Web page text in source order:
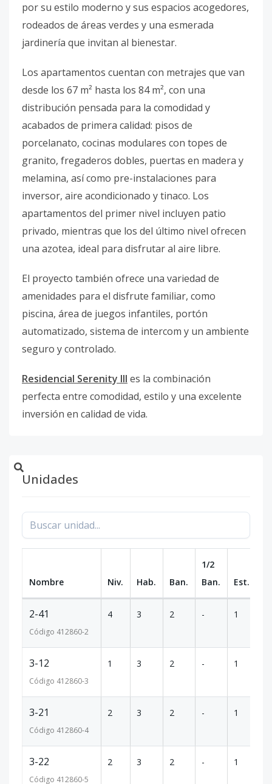
por su estilo moderno y sus espacios acogedores,
rodeados de áreas verdes y una esmerada
jardinería que invitan al bienestar.
Los apartamentos cuentan con metrajes que van
desde los 67 m² hasta los 84 m², con una
distribución pensada para la comodidad y
acabados de primera calidad: pisos de
porcelanato, cocinas modulares con topes de
granito, fregaderos dobles, puertas en madera y
melamina, así como pre-instalaciones para
inversor, aire acondicionado y tinaco. Los
apartamentos del primer nivel incluyen patio
privado, mientras que los del último nivel ofrecen
una azotea, ideal para disfrutar al aire libre.
El proyecto también ofrece una variedad de
amenidades para el disfrute familiar, como
piscina, área de juegos infantiles, portón
automatizado, sistema de intercom y un ambiente
seguro y controlado.
Residencial Serenity III es la combinación
perfecta entre comodidad, estilo y una excelente
inversión en calidad de vida.
Unidades
Nombre Niv. Hab. Ban.
1/2
Ban.
Est.
2-41
Código 412860-2
4 3 2 - 1
3-12
Código 412860-3
1 3 2 - 1
3-21
Código 412860-4
2 3 2 - 1
3-22
Código 412860-5
2 3 2 - 1